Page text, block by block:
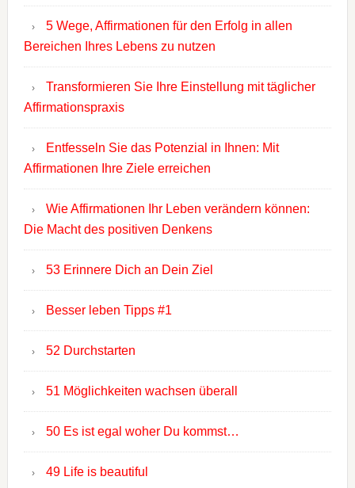
5 Wege, Affirmationen für den Erfolg in allen
Bereichen Ihres Lebens zu nutzen
Transformieren Sie Ihre Einstellung mit täglicher
Affirmationspraxis
Entfesseln Sie das Potenzial in Ihnen: Mit
Affirmationen Ihre Ziele erreichen
Wie Affirmationen Ihr Leben verändern können:
Die Macht des positiven Denkens
53 Erinnere Dich an Dein Ziel
Besser leben Tipps #1
52 Durchstarten
51 Möglichkeiten wachsen überall
50 Es ist egal woher Du kommst…
49 Life is beautiful